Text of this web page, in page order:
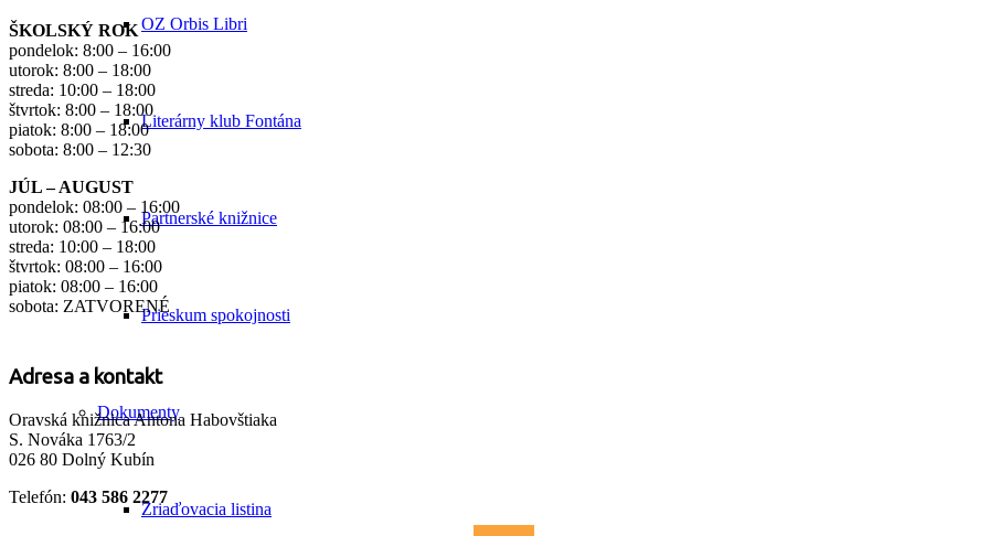
OZ Orbis Libri
Literárny klub Fontána
Partnerské knižnice
Prieskum spokojnosti
Dokumenty
Zriaďovacia listina
ŠKOLSKÝ ROK
pondelok: 8:00 – 16:00
utorok: 8:00 – 18:00
streda: 10:00 – 18:00
štvrtok: 8:00 – 18:00
piatok: 8:00 – 18:00
sobota: 8:00 – 12:30
JÚL – AUGUST
pondelok: 08:00 – 16:00
utorok: 08:00 – 16:00
streda: 10:00 – 18:00
štvrtok: 08:00 – 16:00
piatok: 08:00 – 16:00
sobota: ZATVORENÉ
Adresa a kontakt
Oravská knižnica Antona Habovštiaka
S. Nováka 1763/2
026 80 Dolný Kubín
Telefón: 043 586 2277